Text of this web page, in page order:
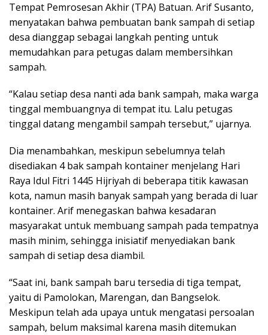
Tempat Pemrosesan Akhir (TPA) Batuan. Arif Susanto,
menyatakan bahwa pembuatan bank sampah di setiap
desa dianggap sebagai langkah penting untuk
memudahkan para petugas dalam membersihkan
sampah.
“Kalau setiap desa nanti ada bank sampah, maka warga
tinggal membuangnya di tempat itu. Lalu petugas
tinggal datang mengambil sampah tersebut,” ujarnya.
Dia menambahkan, meskipun sebelumnya telah
disediakan 4 bak sampah kontainer menjelang Hari
Raya Idul Fitri 1445 Hijriyah di beberapa titik kawasan
kota, namun masih banyak sampah yang berada di luar
kontainer. Arif menegaskan bahwa kesadaran
masyarakat untuk membuang sampah pada tempatnya
masih minim, sehingga inisiatif menyediakan bank
sampah di setiap desa diambil.
“Saat ini, bank sampah baru tersedia di tiga tempat,
yaitu di Pamolokan, Marengan, dan Bangselok.
Meskipun telah ada upaya untuk mengatasi persoalan
sampah, belum maksimal karena masih ditemukan